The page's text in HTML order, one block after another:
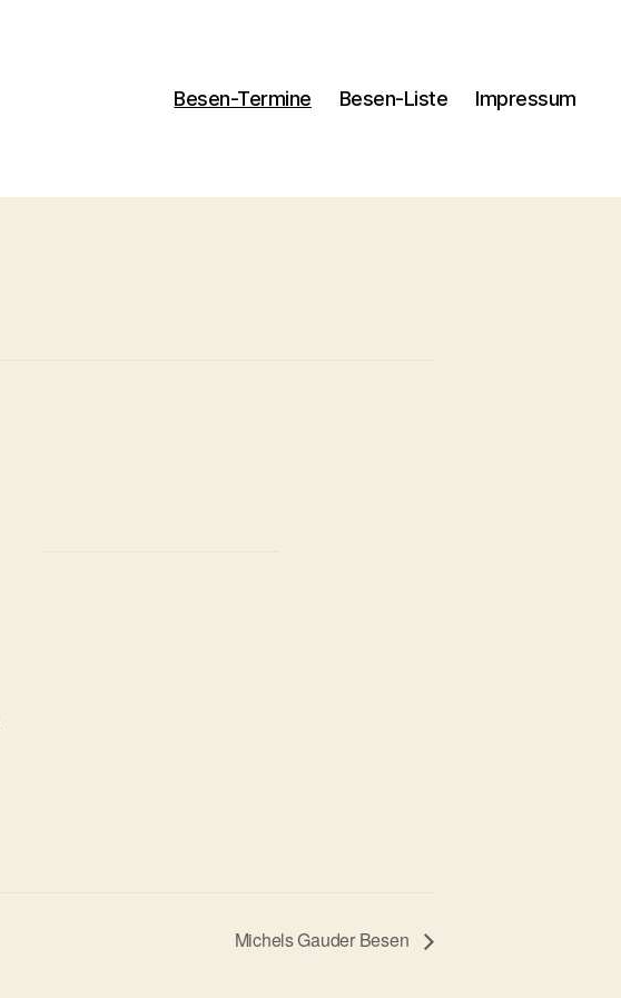
Besen-Termine Besen-Liste Impressum
Michels Gauder Besen